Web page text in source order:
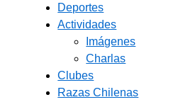
Deportes
Actividades
Imágenes
Charlas
Clubes
Razas Chilenas